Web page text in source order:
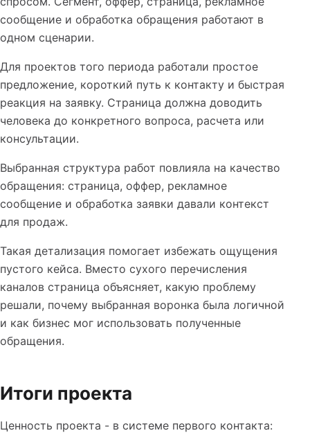
сообщение и обработка обращения работают в
одном сценарии.
Для проектов того периода работали простое
предложение, короткий путь к контакту и быстрая
реакция на заявку. Страница должна доводить
человека до конкретного вопроса, расчета или
консультации.
Выбранная структура работ повлияла на качество
обращения: страница, оффер, рекламное
сообщение и обработка заявки давали контекст
для продаж.
Такая детализация помогает избежать ощущения
пустого кейса. Вместо сухого перечисления
каналов страница объясняет, какую проблему
решали, почему выбранная воронка была логичной
и как бизнес мог использовать полученные
обращения.
Итоги проекта
Ценность проекта - в системе первого контакта: